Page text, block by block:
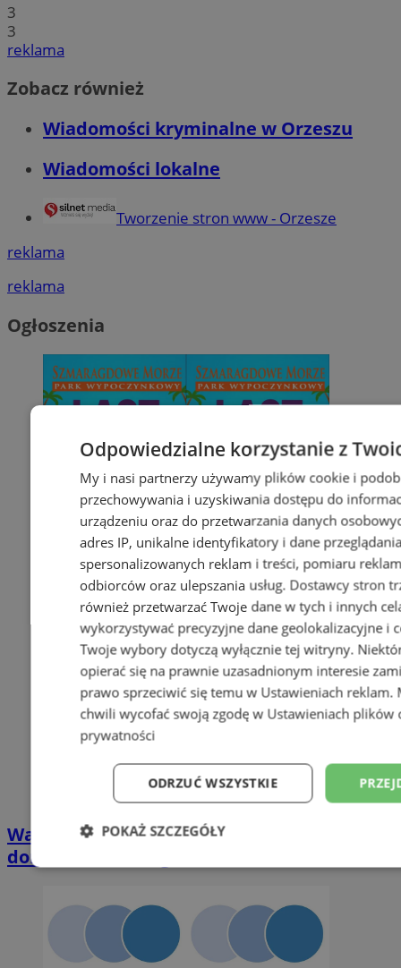
3
3
reklama
Zobacz również
Wiadomości kryminalne w Orzeszu
Wiadomości lokalne
Tworzenie stron www - Orzesze
reklama
reklama
Ogłoszenia
Wakacyjny wypoczynek nad Bałtykiem w
domkach Szmaragdowe Morze
Odpowiedzialne korzystanie z
My i nasi partnerzy używamy plików cookie i
przechowywania i uzyskiwania dostępu do
urządzeniu oraz do przetwarzania danych
adres IP, unikalne identyfikatory i dane
spersonalizowanych reklam i treści, pomiaru
odbiorców oraz ulepszania usług. Dostawcy stron
również przetwarzać Twoje dane w tych i innych
wykorzystywać precyzyjne dane geolokalizacyjne i
Twoje wybory dotyczą wyłącznie tej witryny.
opierać się na prawnie uzasadnionym interesie
prawo sprzeciwić się temu w Ustawieniach reklam.
chwili wycofać swoją zgodę w Ustawieniach plików
prywatności
ODRZUĆ WSZYSTKIE
POKAŻ SZCZEGÓŁY
Niezbędne Wydajność
Niesklasyfikowane